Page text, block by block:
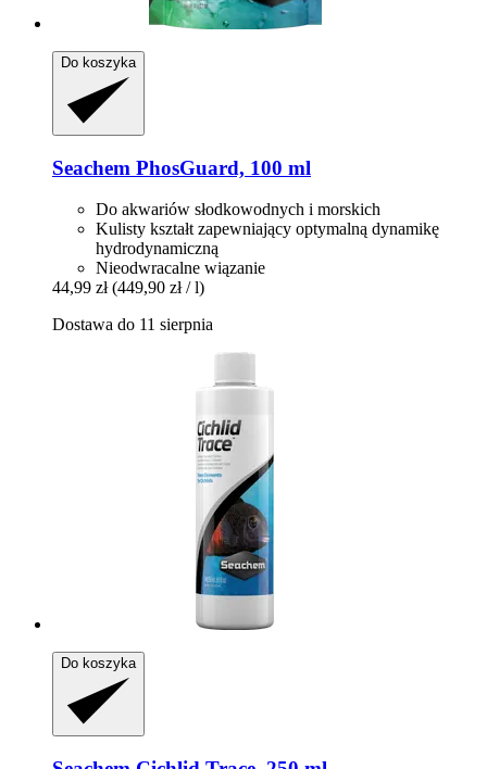
Do koszyka
Seachem PhosGuard, 100 ml
Do akwariów słodkowodnych i morskich
Kulisty kształt zapewniający optymalną dynamikę
hydrodynamiczną
Nieodwracalne wiązanie
44,99 zł (449,90 zł / l)
Dostawa do 11 sierpnia
Do koszyka